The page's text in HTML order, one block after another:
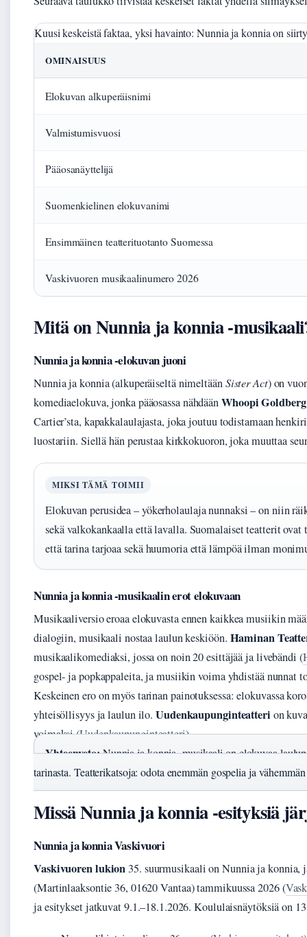
Kuusi keskeistä faktaa, yksi havainto: Nunnia ja konnia on
OMINAISUUS
Elokuvan alkuperäisnimi
Valmistumisvuosi
Pääosanäyttelijä
Suomenkielinen elokuvanimi
Ensimmäinen teatterituotanto Suomessa
Vaskivuoren musikaalinumero 2026
Mitä on Nunnia ja konnia -
Nunnia ja konnia -elokuvan juoni
Nunnia ja konnia (alkuperäiseltä nimeltäänSister Act) on
komediaelokuva, jonka pääosassa nähdäänWhoopi Goldberg
Cartier’sta, kapakkalaulajasta, joka joutuu todistamaan
luostariin. Siellä hän perustaa kirkkokuoron, joka muuttaa
MIKSI TÄMÄ TOIMII
Elokuvan perusidea – yökerholaulaja nunnaksi – on niin
sekä valkokankaalla että lavalla. Suomalaiset teatterit
että tarina tarjoaa sekä huumoria että lämpöä ilman
Nunnia ja konnia -musikaalin erot elokuvaan
Musikaaliversio eroaa elokuvasta ennen kaikkea musiikin
dialogiin, musikaali nostaa laulun keskiöön. Haminan
musikaalikomediaksi, jossa on noin 20 esittäjää ja livebändi (
gospel- ja popkappaleita, ja musiikin voima yhdistää nunnat
Keskeinen ero on myös tarinan painotuksessa: elokuvassa
yhteisöllisyys ja laulun ilo. Uudenkaupunginteatteri on
voimaksi (Uudenkaupunginteatteri).
Yhteenveto:Nunnia ja konnia -musikaali on elokuvaa
tarinasta. Teatterikatsoja: odota enemmän gospelia ja
Missä Nunnia ja konnia -esityksiä
Nunnia ja konnia Vaskivuori
Vaskivuoren lukion 35. suurmusikaali on Nunnia ja konnia,
(Martinlaaksontie 36, 01620 Vantaa) tammikuussa 2026 (
ja esitykset jatkuvat 9.1.–18.1.2026. Koululaisnäytöksiä on